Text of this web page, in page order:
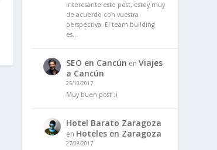
interesante este post, estoy muy
de acuerdo con vuestra
perspectiva. El team building
es…
SEO en Cancún en Viajes
a Cancún
25/10/2017
Muy buen post ;)
Hotel Barato Zaragoza
en Hoteles en Zaragoza
27/09/2017